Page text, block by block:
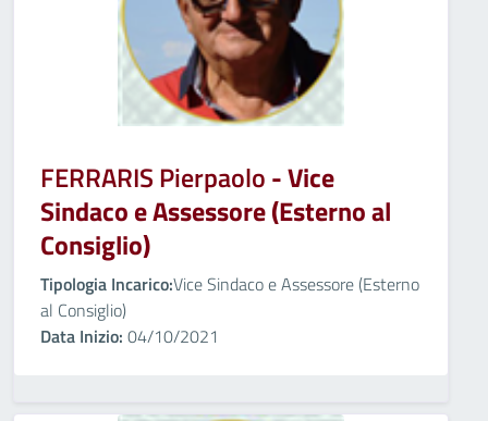
FERRARIS Pierpaolo- Vice
Sindaco e Assessore (Esterno al
Consiglio)
Tipologia Incarico:Vice Sindaco e Assessore (Esterno
al Consiglio)
Data Inizio: 04/10/2021